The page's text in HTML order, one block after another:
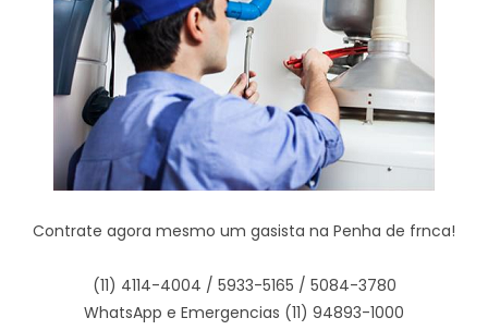
Contrate agora mesmo um gasista na Penha de frnca!
(11) 4114-4004 / 5933-5165 / 5084-3780
WhatsApp e Emergencias (11) 94893-1000